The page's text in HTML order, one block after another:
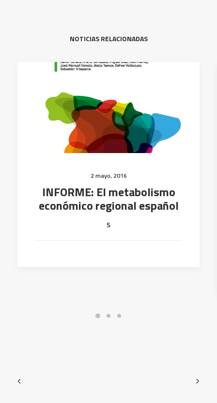
NOTICIAS RELACIONADAS
2 mayo, 2016
INFORME: El metabolismo
económico regional español
s